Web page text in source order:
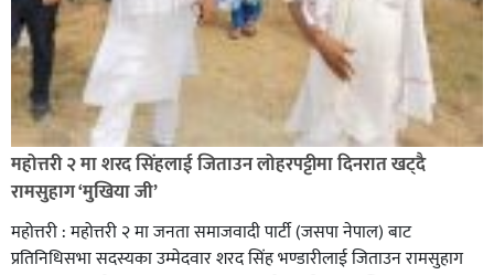
रक्तदान सेवामा जिल्लामै दोस्रो स्थान ल्याएकोमा जनमत नेताद्वय
रेडक्रस सिराहा द्वारा सम्मानित
महोत्तरी २ मा शरद सिंहलाई जिताउन लोहरपट्टीमा दिनरात खट्दै
रामसुहाग ‘मुखिया जी’
महोत्तरी : महोत्तरी २ मा जनता समाजवादी पार्टी (जसपा नेपाल) बाट
प्रतिनिधिसभा सदस्यका उम्मेदवार शरद सिंह भण्डारीलाई जिताउन रामसुहाग